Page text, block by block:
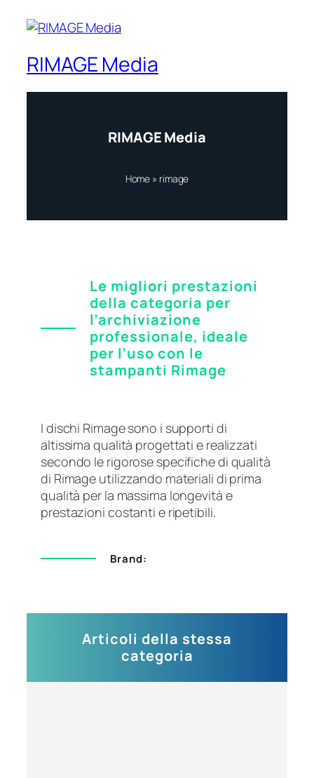
RIMAGE Media
RIMAGE Media
Home » rimage
Le migliori prestazioni
della categoria per
l’archiviazione
professionale, ideale
per l’uso con le
stampanti Rimage
I dischi Rimage sono i supporti di
altissima qualità progettati e realizzati
secondo le rigorose specifiche di qualità
di Rimage utilizzando materiali di prima
qualità per la massima longevità e
prestazioni costanti e ripetibili.
Brand:
Articoli della stessa
categoria